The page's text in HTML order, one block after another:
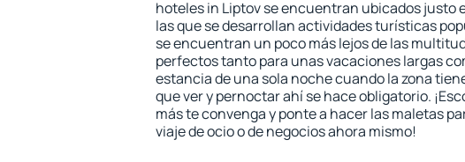
hoteles in Liptov se encuentran ubicados justo
las que se desarrollan actividades turísticas
se encuentran un poco más lejos de las
perfectos tanto para unas vacaciones largas
estancia de una sola noche cuando la zona
que ver y pernoctar ahí se hace obligatorio.
más te convenga y ponte a hacer las maletas
viaje de ocio o de negocios ahora mismo!